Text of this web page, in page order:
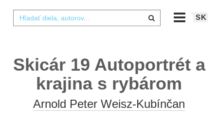
SK
Skicár 19 Autoportrét a
krajina s rybárom
Arnold Peter Weisz-Kubínčan